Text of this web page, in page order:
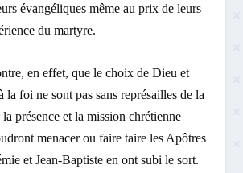
évangéliques même au prix de leurs
du martyre.
en effet, que le choix de Dieu et
la foi ne sont pas sans représailles de la
présence et la mission chrétienne
menacer ou faire taire les Apôtres
et Jean-Baptiste en ont subi le sort.